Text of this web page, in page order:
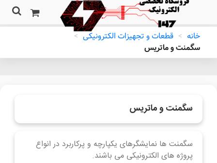
خانه > قطعات و تجهیزات الکترونیکی >
سگمنت و ماتریس
سگمنت و ماتریس
سگمنت ها نمایشگرهای یکپارچه و پرکاربرد در انواع
پروژه های الکترونیکی می باشند.